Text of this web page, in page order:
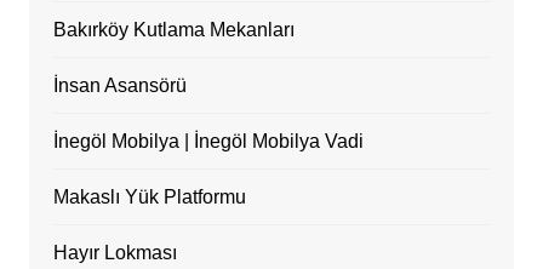
Bakırköy Kutlama Mekanları
İnsan Asansörü
İnegöl Mobilya | İnegöl Mobilya Vadi
Makaslı Yük Platformu
Hayır Lokması